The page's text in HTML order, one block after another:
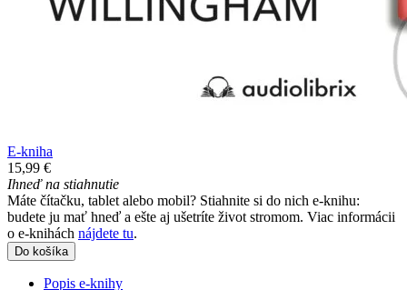
E-kniha
15,99 €
Ihneď na stiahnutie
Máte čítačku, tablet alebo mobil? Stiahnite si do nich e-knihu:
budete ju mať hneď a ešte aj ušetríte život stromom. Viac informácii
o e-knihách nájdete tu.
Do košíka
Popis e-knihy